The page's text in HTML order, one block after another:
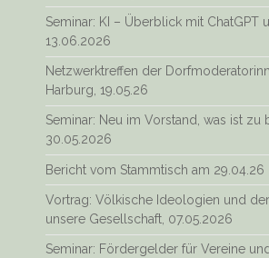
Seminar: KI – Überblick mit ChatGPT
13.06.2026
Netzwerktreffen der
Harburg, 19.05.26
Seminar: Neu im Vorstand, was ist zu
30.05.2026
Bericht vom Stammtisch am 29.04.26
Vortrag: Völkische Ideologien und
unsere Gesellschaft, 07.05.2026
Seminar: Fördergelder für Vereine